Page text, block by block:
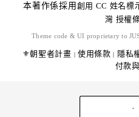
本著作係採用 創用 CC 姓名標
灣 授權
Theme code & UI proprietary to
⚜️朝聖者計畫 | 使用條款 | 隱私
付款